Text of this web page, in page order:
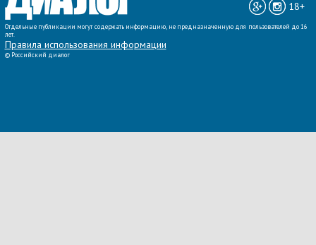
18+
Отдельные публикации могут содержать информацию, не предназначенную для пользователей до 16
лет.
Правила использования информации
© Российский диалог